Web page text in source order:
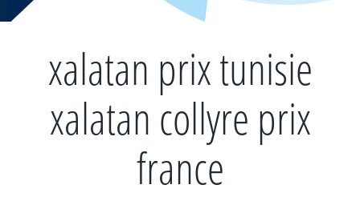
xalatan prix tunisie
xalatan collyre prix
france